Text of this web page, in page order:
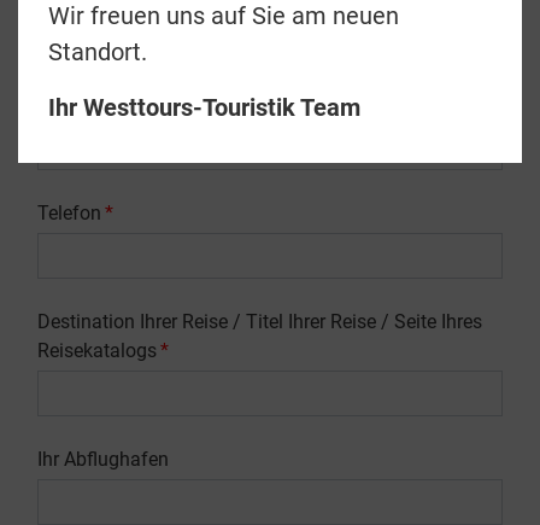
E-Mail*
Telefon *
Destination Ihrer Reise / Titel Ihrer Reise / Seite Ihres
Reisekatalogs*
Ihr Abflughafen
Wir freuen uns auf Sie am neuen
Standort.
Ihr Westtours-Touristik Team